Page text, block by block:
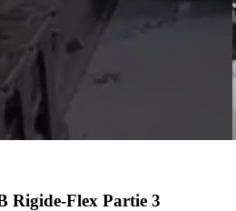
Rigide-Flex Partie 3